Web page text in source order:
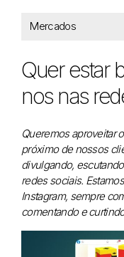
Mercados
Quer estar
nos nas
Queremos aproveitar
próximo de nossos
divulgando,
redes sociais.
Instagram, sempre
comentando e